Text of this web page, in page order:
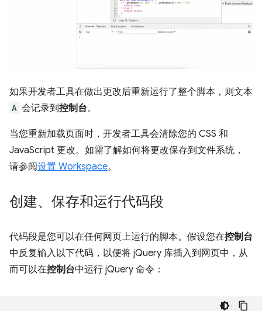
如果开发者工具在做出更改后重新运行了整个脚本，则文本
A 会记录到控制台。
当您重新加载页面时，开发者工具会清除您的 CSS 和
JavaScript 更改。如需了解如何将更改保存到文件系统，
请参阅设置 Workspace。
创建、保存和运行代码段
代码段是您可以在任何网页上运行的脚本。假设您在控制台
中反复输入以下代码，以便将 jQuery 库插入到网页中，从
而可以在控制台中运行 jQuery 命令：